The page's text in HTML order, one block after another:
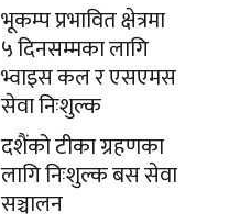
भूकम्प प्रभावित क्षेत्रमा
५ दिनसम्मका लागि
भ्वाइस कल र एसएमस
सेवा निःशुल्क
दशैंको टीका ग्रहणका
लागि निःशुल्क बस सेवा
सञ्चालन